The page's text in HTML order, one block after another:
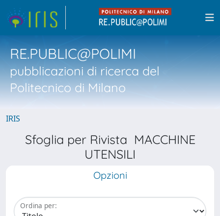
RE.PUBLIC@POLIMI
pubblicazioni di ricerca del
Politecnico di Milano
IRIS
Sfoglia per Rivista MACCHINE
UTENSILI
Opzioni
Ordina per: